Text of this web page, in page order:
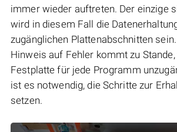
immer wieder auftreten. Der einzige
wird in diesem Fall die
zugänglichen Plattenabschnitten
Hinweis auf Fehler kommt zu
Festplatte für jede Programm
ist es notwendig, die Schritte zur
setzen.